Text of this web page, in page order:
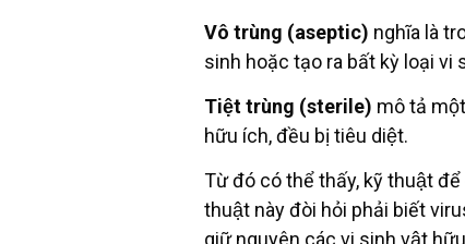
Vô trùng (aseptic) nghĩa là
sinh hoặc tạo ra bất kỳ loại vi
Tiệt trùng (sterile) mô tả
hữu ích, đều bị tiêu diệt.
Từ đó có thể thấy, kỹ thuật
thuật này đòi hỏi phải biết